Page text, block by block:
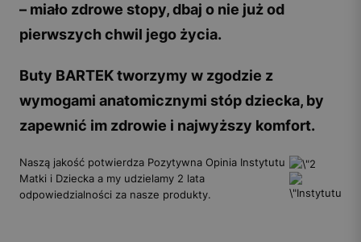
– miało zdrowe stopy, dbaj o nie już od
pierwszych chwil jego życia.
Buty BARTEK tworzymy w zgodzie z
wymogami anatomicznymi stóp dziecka, by
zapewnić im zdrowie i najwyższy komfort.
Naszą jakość potwierdza Pozytywna Opinia Instytutu
Matki i Dziecka a my udzielamy 2 lata
odpowiedzialności za nasze produkty.